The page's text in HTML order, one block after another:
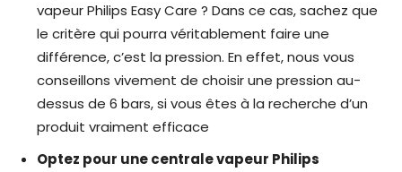
vapeur Philips Easy Care ? Dans ce cas, sachez que
le critère qui pourra véritablement faire une
différence, c’est la pression. En effet, nous vous
conseillons vivement de choisir une pression au-
dessus de 6 bars, si vous êtes à la recherche d’un
produit vraiment efficace
Optez pour une centrale vapeur Philips